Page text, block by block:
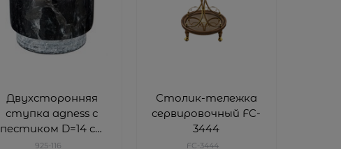
Двухсторонняя
ступка agness с
пестиком D=14 см
H=10,5 см
925-116
Столик-тележка
сервировочный FC-
3444
FC-3444